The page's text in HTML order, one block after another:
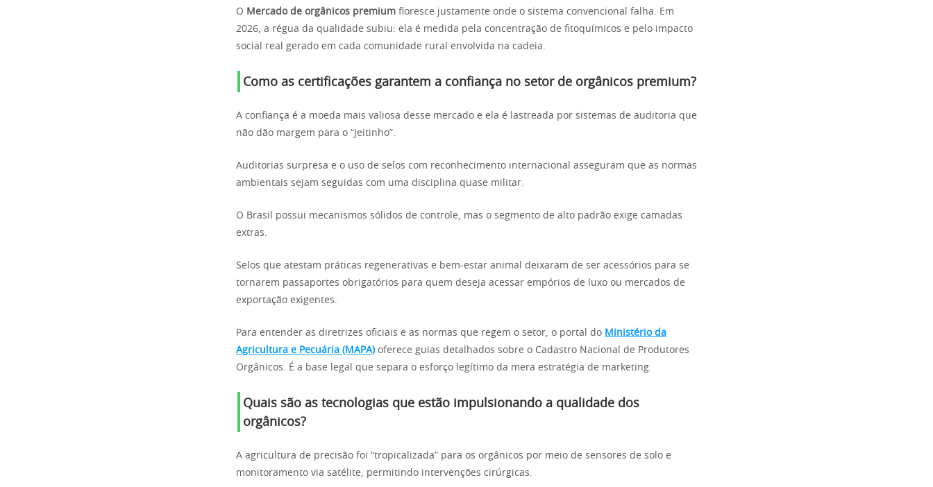
O Mercado de orgânicos premium floresce justamente onde o sistema convencional falha. Em
2026, a régua da qualidade subiu: ela é medida pela concentração de fitoquímicos e pelo impacto
social real gerado em cada comunidade rural envolvida na cadeia.
Como as certificações garantem a confiança no setor de orgânicos premium?
A confiança é a moeda mais valiosa desse mercado e ela é lastreada por sistemas de auditoria que
não dão margem para o “jeitinho”.
Auditorias surpresa e o uso de selos com reconhecimento internacional asseguram que as normas
ambientais sejam seguidas com uma disciplina quase militar.
O Brasil possui mecanismos sólidos de controle, mas o segmento de alto padrão exige camadas
extras.
Selos que atestam práticas regenerativas e bem-estar animal deixaram de ser acessórios para se
tornarem passaportes obrigatórios para quem deseja acessar empórios de luxo ou mercados de
exportação exigentes.
Para entender as diretrizes oficiais e as normas que regem o setor, o portal do Ministério da
Agricultura e Pecuária (MAPA) oferece guias detalhados sobre o Cadastro Nacional de Produtores
Orgânicos. É a base legal que separa o esforço legítimo da mera estratégia de marketing.
Quais são as tecnologias que estão impulsionando a qualidade dos
orgânicos?
A agricultura de precisão foi “tropicalizada” para os orgânicos por meio de sensores de solo e
monitoramento via satélite, permitindo intervenções cirúrgicas.